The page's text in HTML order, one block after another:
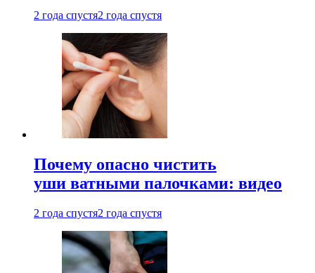
2 года спустя2 года спустя
Почему опасно чистить
уши ватными палочками: видео
2 года спустя2 года спустя